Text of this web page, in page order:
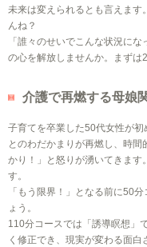
未来は変えられるとも言えます
んね？
「誰々のせいでこんな状況に
の心を解放しませんか。まずは
介護で再燃する母娘
子育てを卒業した50代女性が
とのわだかまりが再燃し、時
かり！」と怒りが湧いてきます
す。
「もう限界！」となる前に50
ょう。
110分コースでは「誘導瞑想」
く修正でき、現実が変わる面白